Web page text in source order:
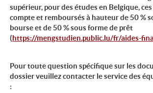
supérieur, pour des études en Belgique,
compte et remboursés à hauteur de 50 %
bourse et de 50 % sous forme de prêt
(https://mengstudien.public.lu/fr/aides-
Pour toute question spécifique sur les
dossier veuillez contacter le service des
: